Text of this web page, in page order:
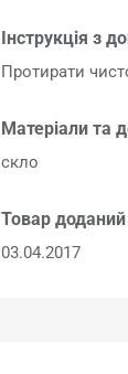
Інструкція з
Протирати
Матеріали та
скло
Товар доданий
03.04.2017